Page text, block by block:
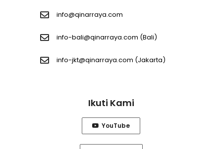
info@qinarraya.com
info-bali@qinarraya.com (Bali)
info-jkt@qinarraya.com (Jakarta)
Ikuti Kami
YouTube